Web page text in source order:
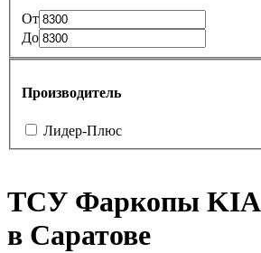
От
До
Производитель
Лидер-Плюс
ТСУ Фаркопы KIA
в Саратове